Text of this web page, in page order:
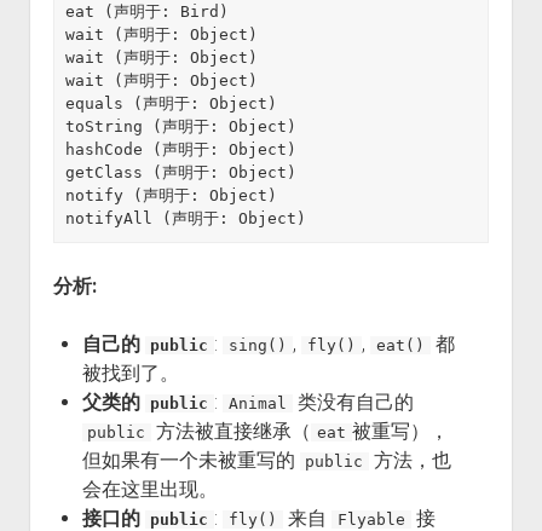
eat (声明于: Bird)
wait (声明于: Object)
wait (声明于: Object)
wait (声明于: Object)
equals (声明于: Object)
toString (声明于: Object)
hashCode (声明于: Object)
getClass (声明于: Object)
notify (声明于: Object)
分析:
自己的 public : sing() , fly() , eat()
都
被找到了。
父类的 public : Animal 类没有自己的
public 方法被直接继承（ eat 被重写），
但如果有一个未被重写的
public
方法，也
会在这里出现。
接口的 public : fly() 来自 Flyable
接